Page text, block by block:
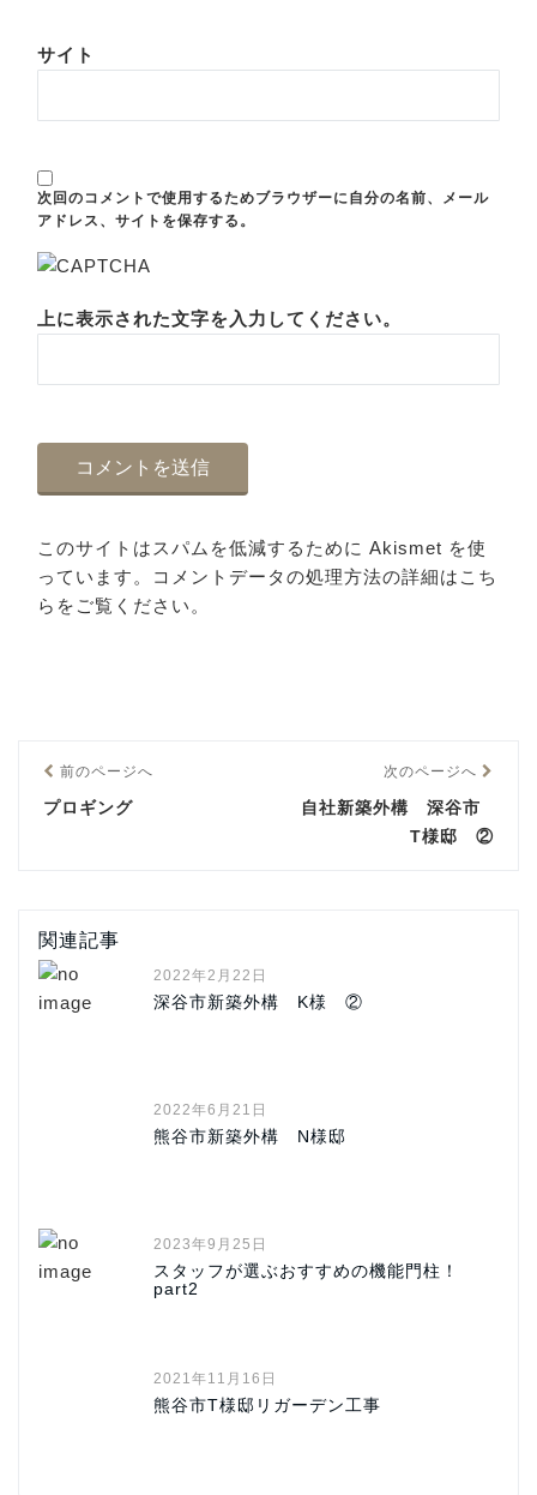
サイト
次回のコメントで使用するためブラウザーに自分の名前、メール
アドレス、サイトを保存する。
上に表示された文字を入力してください。
このサイトはスパムを低減するために Akismet を使
っています。
コメントデータの処理方法の詳細はこち
らをご覧ください 。
前のページへ
プロギング
次のページへ
自社新築外構 深谷市
T様邸 ②
関連記事
2022年2月22日
深谷市新築外構 K様 ②
2022年6月21日
熊谷市新築外構 N様邸
2023年9月25日
スタッフが選ぶおすすめの機能門柱！
part2
2021年11月16日
熊谷市T様邸リガーデン工事